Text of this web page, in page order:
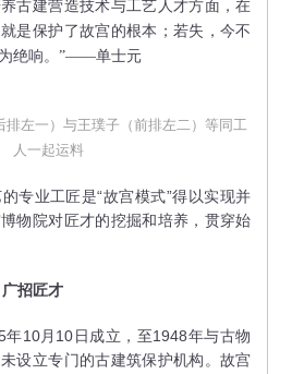
古建营造技术与工艺人才方面，在
是保护了故宫的根本；若失，今不
绝响。”——单士元
排左一）与王璞子（前排左二）等同工
人一起运料
业工匠是“故宫模式”得以实现并
物院对匠才的挖掘和培养，贯穿始
招匠才
10月10日成立，至1948年与古物
设立专门的古建筑保护机构。故宫